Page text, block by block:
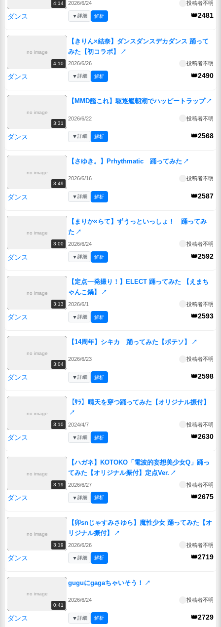
4:14 2026/6/24 投稿者不明
ダンス 👑2481
▼詳細 解析
no image
4:10
【きりん×結奈】ダンスダンスデカダンス 踊って
みた【初コラボ】
↗
2026/6/26 投稿者不明
ダンス 👑2490
▼詳細 解析
no image
3:31
【MMD艦これ】駆逐艦朝潮でハッピートラップ ↗
2026/6/22 投稿者不明
ダンス 👑2568
▼詳細 解析
no image
3:49
【さゆき。】Prhythmatic 踊ってみた ↗
2026/6/16 投稿者不明
ダンス 👑2587
▼詳細 解析
no image
3:00
【まりか×らて】ずうっといっしょ！ 踊ってみ
た ↗
2026/6/24 投稿者不明
ダンス 👑2592
▼詳細 解析
no image
3:13
【定点一発撮り！】ELECT 踊ってみた 【えまち
ゃんこ鍋】
↗
2026/6/1 投稿者不明
ダンス 👑2593
▼詳細 解析
no image
3:04
【14周年】シキカ 踊ってみた【ポテソ】 ↗
2026/6/23 投稿者不明
ダンス 👑2598
▼詳細 解析
no image
3:10
【ｻﾗ】晴天を穿つ踊ってみた【オリジナル振付】
↗
2024/4/7 投稿者不明
ダンス 👑2630
▼詳細 解析
no image
3:19
【ハガネ】KOTOKO「電波的妄想美少女Q」踊っ
てみた【オリジナル振付】定点Ver. ↗
2026/6/27 投稿者不明
ダンス 👑2675
▼詳細 解析
no image
3:19
【卯snじゃすみさゆら】魔性少女 踊ってみた【オ
リジナル振付】
↗
2026/6/26 投稿者不明
ダンス 👑2719
▼詳細 解析
no image
0:41
guguにgagaちゃいそう！ ↗
2026/6/24 投稿者不明
ダンス 👑2729
▼詳細 解析